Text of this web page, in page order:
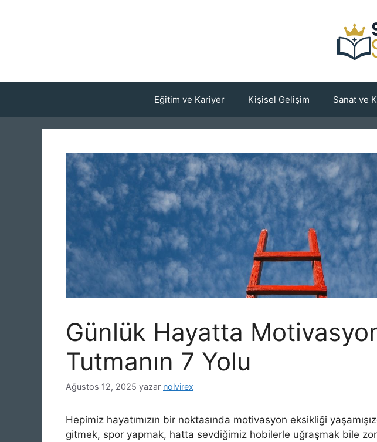
Eğitim ve Kariyer Kişisel Gelişim Sanat ve
Günlük Hayatta
Tutmanın 7 Yolu
Ağustos 12, 2025 yazar nolvirex
Hepimiz hayatımızın bir noktasında motivasyon eksikliği
gitmek, spor yapmak, hatta sevdiğimiz hobilerle uğraşmak bile